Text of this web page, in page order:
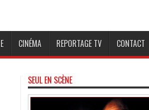
CINÉMA REPORTAGE TV CONTACT
SEUL EN SCÈNE